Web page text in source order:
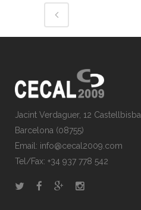
Jacint Verdaguer, 12 Castellbisbal
Barcelona (08755)
Email: info@cecal2009.com
Tel/Fax: +34 937 778 542